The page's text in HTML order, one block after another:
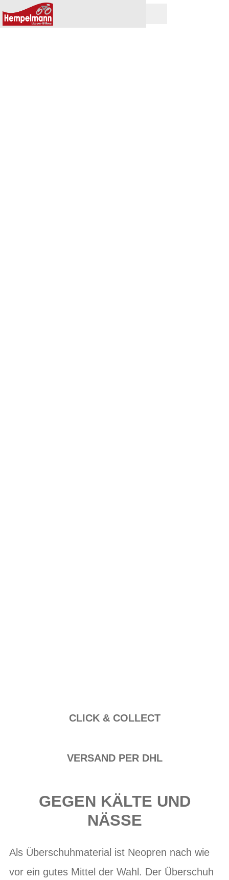
CLICK & COLLECT
VERSAND PER DHL
GEGEN KÄLTE UND
NÄSSE
Als Überschuhmaterial ist Neopren nach wie
vor ein gutes Mittel der Wahl. Der Überschuh